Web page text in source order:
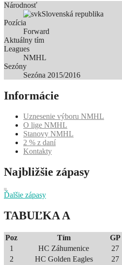
Národnosť
Slovenská republika
Pozícia
Forward
Aktuálny tím
Leagues
NMHL
Sezóny
Sezóna 2015/2016
Informácie
Uznesenie výboru NMHL
O lige NMHL
Stanovy NMHL
2 % z daní
Kontakty
Najbližšie zápasy
Ďalšie zápasy
TABUĽKA A
Poz Tím GP
1
HC Záhumenice 27
2
HC Golden Eagles 27